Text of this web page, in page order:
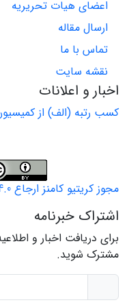
اعضای هیات تحریریه
ارسال مقاله
تماس با ما
نقشه سایت
اخبار و اعلانات
کسب رتبه (الف) از کمیسیون
مجوز کریتیو کامنز ارجاع 4.0 بین‌المللی
اشتراک خبرنامه
برای دریافت اخبار و
مشترک شوید.